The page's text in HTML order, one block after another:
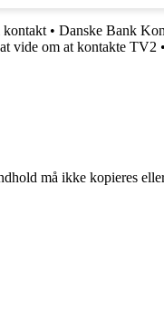
kontakt • Danske Bank
vide om at kontakte TV2 •
må ikke kopieres